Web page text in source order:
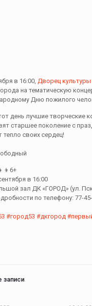
в 16:00, Дворец
на тематическую
Дню пожилого
день лучшие творческие
старшее поколение с
тепло своих сердец!
6+
в 16:00
зал ДК «ГОРОД» (ул.
по телефону: 77-
#город53 #дкгород
записи